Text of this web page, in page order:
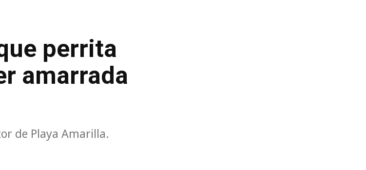
perrita
amarrada
de Playa Amarilla.